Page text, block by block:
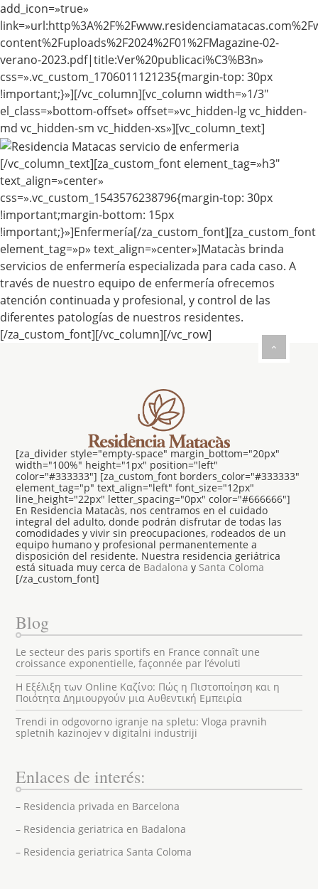
add_icon=»true»
content%2Fuploads%2F2024%2F01%2FMagazine-02-
verano-2023.pdf|title:Ver%20publicaci%C3%B3n»
css=».vc_custom_1706011121235{margin-top: 30px
!important;}»][/vc_column][vc_column width=»1/3″
el_class=»bottom-offset» offset=»vc_hidden-lg vc_hidden-
md vc_hidden-sm vc_hidden-xs»][vc_column_text]
[/vc_column_text][za_custom_font element_tag=»h3″
text_align=»center»
css=».vc_custom_1543576238796{margin-top: 30px
!important;margin-bottom: 15px
!important;}»]Enfermería[/za_custom_font][za_custom_font
element_tag=»p» text_align=»center»]Matacàs brinda
servicios de enfermería especializada para cada caso. A
través de nuestro equipo de enfermería ofrecemos
atención continuada y profesional, y control de las
diferentes patologías de nuestros residentes.
[/za_custom_font][/vc_column][/vc_row]
[za_divider style="empty-space" margin_bottom="20px"
width="100%" height="1px" position="left"
color="#333333"] [za_custom_font borders_color="#333333"
element_tag="p" text_align="left" font_size="12px"
line_height="22px" letter_spacing="0px" color="#666666"]
En Residencia Matacàs, nos centramos en el cuidado
integral del adulto, donde podrán disfrutar de todas las
comodidades y vivir sin preocupaciones, rodeados de un
equipo humano y profesional permanentemente a
disposición del residente. Nuestra residencia geriátrica
está situada muy cerca de Badalona y Santa Coloma
[/za_custom_font]
Blog
Le secteur des paris sportifs en France connaît une
croissance exponentielle, façonnée par l’évoluti
Η Εξέλιξη των Online Καζίνο: Πώς η Πιστοποίηση και η
Ποιότητα Δημιουργούν μια Αυθεντική Εμπειρία
Trendi in odgovorno igranje na spletu: Vloga pravnih
spletnih kazinojev v digitalni industriji
Enlaces de interés:
– Residencia privada en Barcelona
– Residencia geriatrica en Badalona
– Residencia geriatrica Santa Coloma